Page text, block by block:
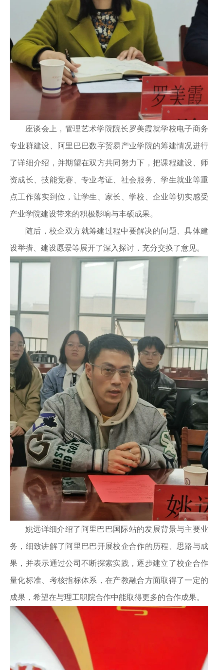
座谈会上，管理艺术学院院长罗美霞就学校电子商务
专业群建设、阿里巴巴数字贸易产业学院的筹建情况进行
了详细介绍，并期望在双方共同努力下，把课程建设、师
资成长、技能竞赛、专业考证、社会服务、学生就业等重
点工作落实到位，让学生、家长、学校、企业等切实感受
产业学院建设带来的积极影响与丰硕成果。
随后，校企双方就筹建过程中要解决的问题、具体建
设举措、建设愿景等展开了深入探讨，充分交换了意见。
姚远详细介绍了阿里巴巴国际站的发展背景与主要业
务，细致讲解了阿里巴巴开展校企合作的历程、思路与成
果，并表示通过公司不断探索实践，逐步建立了校企合作
量化标准、考核指标体系，在产教融合方面取得了一定的
成果，希望在与理工职院合作中能取得更多的合作成果。